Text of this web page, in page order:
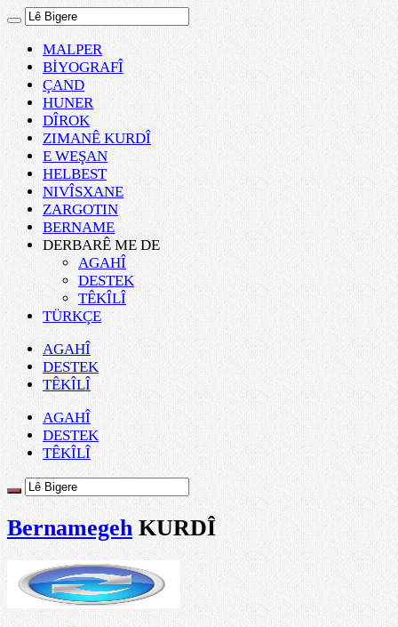
MALPER
BİYOGRAFÎ
ÇAND
HUNER
DÎROK
ZIMANÊ KURDÎ
E WEŞAN
HELBEST
NIVÎSXANE
ZARGOTIN
BERNAME
DERBARÊ ME DE
AGAHÎ
DESTEK
TÊKÎLÎ
TÜRKÇE
AGAHÎ
DESTEK
TÊKÎLÎ
AGAHÎ
DESTEK
TÊKÎLÎ
Bernamegeh KURDÎ